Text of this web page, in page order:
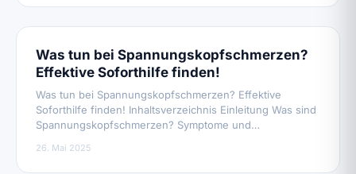
Was tun bei Spannungskopfschmerzen?
Effektive Soforthilfe finden!
Was tun bei Spannungskopfschmerzen? Effektive
Soforthilfe finden! Inhaltsverzeichnis Einleitung Was sind
Spannungskopfschmerzen? Symptome und…
26. Mai 2025